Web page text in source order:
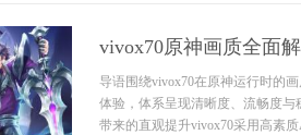
vivox70原神画质全面
导语围绕vivox70在原神运行时的
体验，体系呈现清晰度、流畅度
带来的直观提升vivox70采用高素